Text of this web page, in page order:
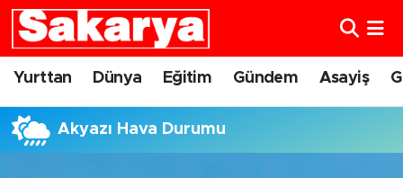
Yurttan Dünya Eğitim Gündem Asayiş
Akyazı Hava Durumu
Yurttan
Eskişehir Nöbetçi Eczaneler